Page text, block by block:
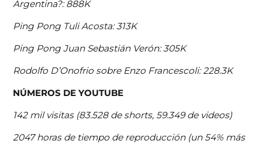
Argentina?: 888K
Ping Pong Tuli Acosta: 313K
Ping Pong Juan Sebastián Verón: 305K
Rodolfo D’Onofrio sobre Enzo Francescoli: 228.3K
NÚMEROS DE YOUTUBE
142 mil visitas (83.528 de shorts, 59.349 de videos)
2047 horas de tiempo de reproducción (un 54% más